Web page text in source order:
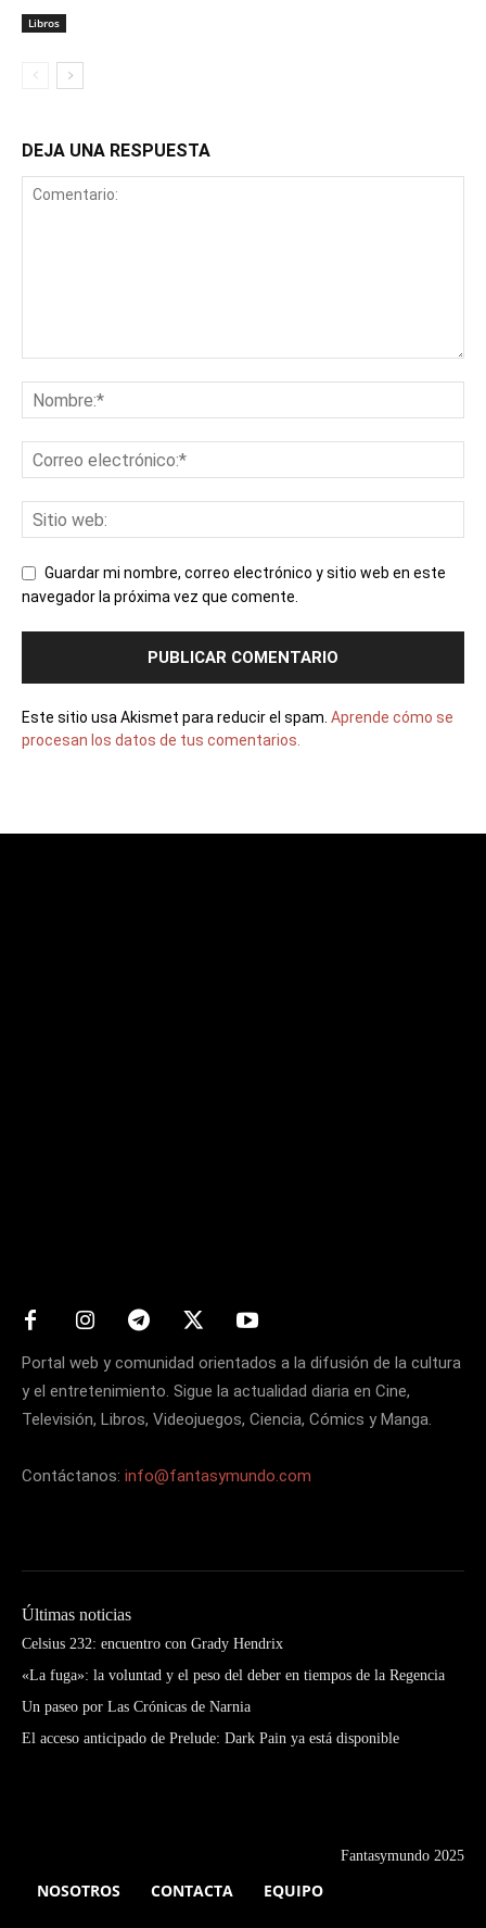
Libros
DEJA UNA RESPUESTA
Guardar mi nombre, correo electrónico y sitio web en este
navegador la próxima vez que comente.
Este sitio usa Akismet para reducir el spam. Aprende cómo se
procesan los datos de tus comentarios.
Portal web y comunidad orientados a la difusión de la cultura
y el entretenimiento. Sigue la actualidad diaria en Cine,
Televisión, Libros, Videojuegos, Ciencia, Cómics y Manga.
Contáctanos: info@fantasymundo.com
Últimas noticias
Celsius 232: encuentro con Grady Hendrix
«La fuga»: la voluntad y el peso del deber en tiempos de la Regencia
Un paseo por Las Crónicas de Narnia
El acceso anticipado de Prelude: Dark Pain ya está disponible
Fantasymundo 2025
NOSOTROS CONTACTA EQUIPO